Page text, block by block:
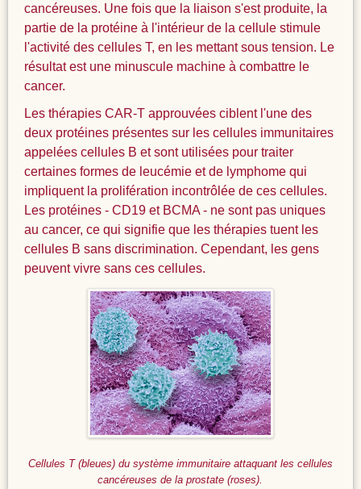
cancéreuses. Une fois que la liaison s'est produite, la
partie de la protéine à l'intérieur de la cellule stimule
l'activité des cellules T, en les mettant sous tension. Le
résultat est une minuscule machine à combattre le
cancer.
Les thérapies CAR-T approuvées ciblent l'une des
deux protéines présentes sur les cellules immunitaires
appelées cellules B et sont utilisées pour traiter
certaines formes de leucémie et de lymphome qui
impliquent la prolifération incontrôlée de ces cellules.
Les protéines - CD19 et BCMA - ne sont pas uniques
au cancer, ce qui signifie que les thérapies tuent les
cellules B sans discrimination. Cependant, les gens
peuvent vivre sans ces cellules.
Cellules T (bleues) du système immunitaire attaquant les cellules
cancéreuses de la prostate (roses).